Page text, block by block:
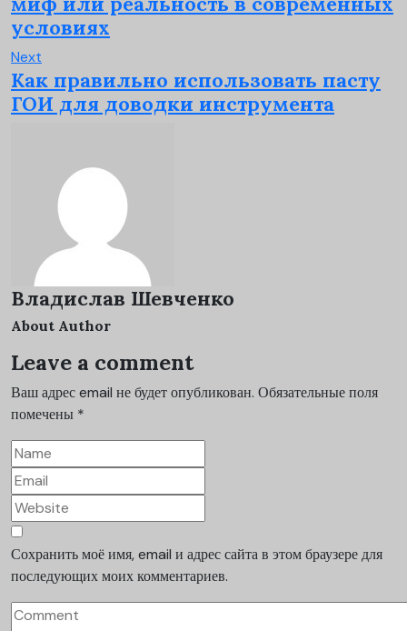
условиях
Next
Как правильно использовать пасту
ГОИ для доводки инструмента
Владислав Шевченко
About Author
Leave a comment
Ваш адрес email не будет опубликован. Обязательные поля
помечены *
Сохранить моё имя, email и адрес сайта в этом браузере для
последующих моих комментариев.